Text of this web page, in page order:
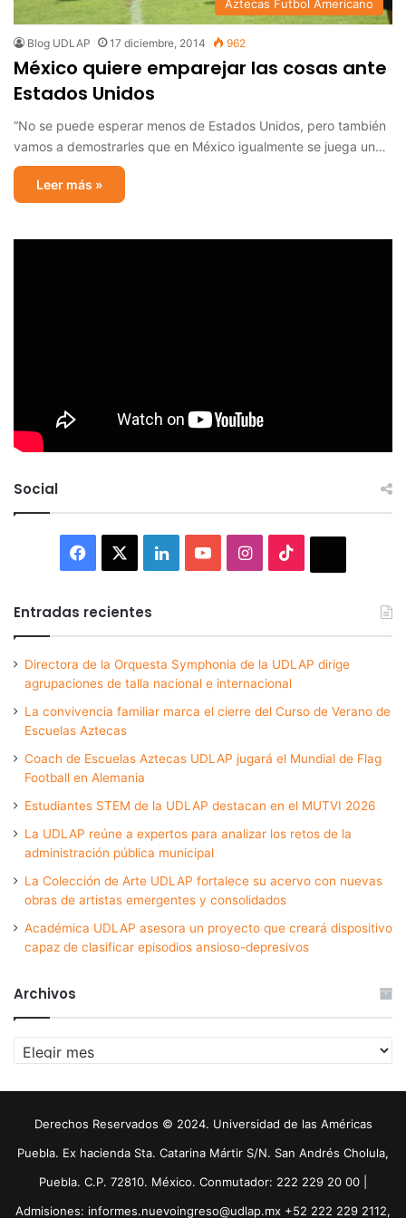
Aztecas Futbol Americano
Blog UDLAP 17 diciembre, 2014 962
México quiere emparejar las cosas ante
Estados Unidos
“No se puede esperar menos de Estados Unidos, pero también
vamos a demostrarles que en México igualmente se juega un…
Leer más »
Social
Facebook LinkedInYouTubeInstagram
Entradas recientes
Directora de la Orquesta Symphonia de la UDLAP dirige
agrupaciones de talla nacional e internacional
La convivencia familiar marca el cierre del Curso de Verano de
Escuelas Aztecas
Coach de Escuelas Aztecas UDLAP jugará el Mundial de Flag
Football en Alemania
Estudiantes STEM de la UDLAP destacan en el MUTVI 2026
La UDLAP reúne a expertos para analizar los retos de la
administración pública municipal
La Colección de Arte UDLAP fortalece su acervo con nuevas
obras de artistas emergentes y consolidados
Académica UDLAP asesora un proyecto que creará dispositivo
capaz de clasificar episodios ansioso-depresivos
Archivos
Archivos
Derechos Reservados © 2024. Universidad de las Américas
Puebla. Ex hacienda Sta. Catarina Mártir S/N. San Andrés Cholula,
Puebla. C.P. 72810. México. Conmutador: 222 229 20 00 |
Admisiones: informes.nuevoingreso@udlap.mx +52 222 229 2112,